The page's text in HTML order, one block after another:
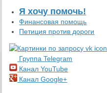
Я хочу помочь!
Финансовая помощь
Петиция против дороги
Группа Telegram
Канал YouTube
Канал Google+